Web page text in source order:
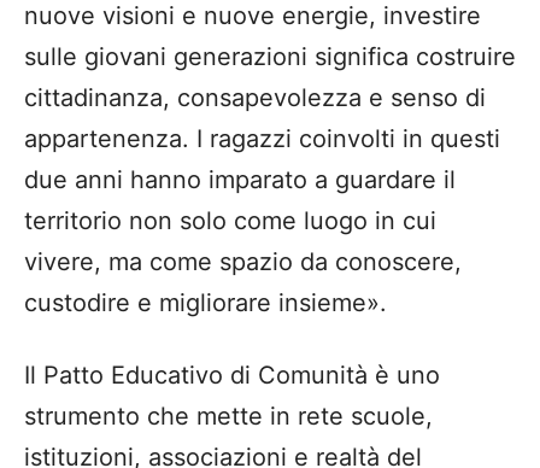
nuove visioni e nuove energie, investire
sulle giovani generazioni significa costruire
cittadinanza, consapevolezza e senso di
appartenenza. I ragazzi coinvolti in questi
due anni hanno imparato a guardare il
territorio non solo come luogo in cui
vivere, ma come spazio da conoscere,
custodire e migliorare insieme».
Il Patto Educativo di Comunità è uno
strumento che mette in rete scuole,
istituzioni, associazioni e realtà del